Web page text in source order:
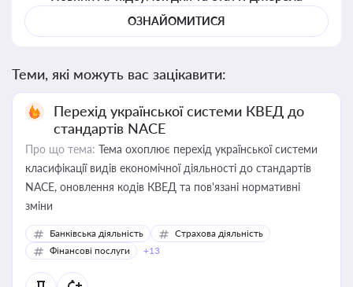
ОЗНАЙОМИТИСЯ
Теми, які можуть вас зацікавити:
Перехід української системи КВЕД до
стандартів NACE
Про що тема: Тема охоплює перехід української системи
класифікації видів економічної діяльності до стандартів
NACE, оновлення кодів КВЕД та пов'язані нормативні
зміни
Банківська діяльність
Страхова діяльність
Фінансові послуги
+13